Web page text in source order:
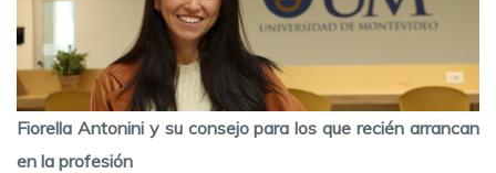
Fiorella Antonini y su consejo para los que recién arrancan
en la profesión